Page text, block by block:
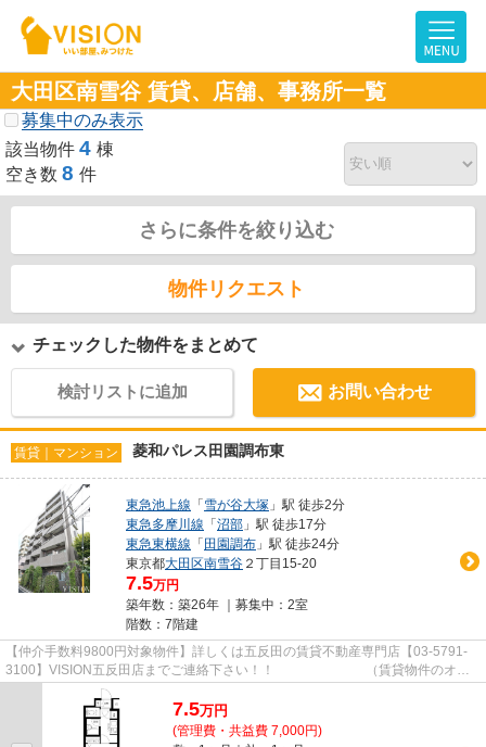
大田区南雪谷 賃貸、店舗、事務所一覧
募集中のみ表示
該当物件 4 棟
空き数 8 件
さらに条件を絞り込む
物件リクエスト
チェックした物件をまとめて
検討リストに追加 お問い合わせ
賃貸｜マンション 菱和パレス田園調布東
東急池上線 「雪が谷大塚 」駅 徒歩2分
東急多摩川線 「沼部 」駅 徒歩17分
東急東横線 「田園調布 」駅 徒歩24分
東京都大田区南雪谷 ２丁目15-20
7.5万円
築年数：築26年 ｜募集中： 2室
階数：7階建
【仲介手数料9800円対象物件】詳しくは五反田の賃貸不動産専門店【03-5791-
3100】VISION五反田店までご連絡下さい！！ （賃貸物件のオス
スメポイント）バルコニー エアコ...
7.5万円
(管理費・共益費 7,000円)